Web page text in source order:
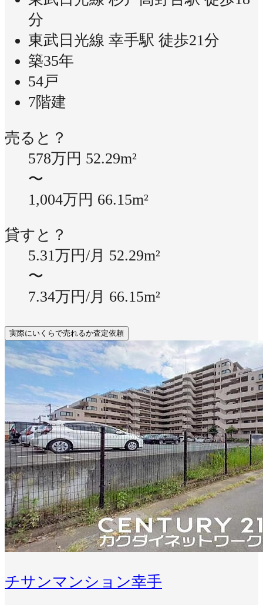
分
東武日光線 幸手駅 徒歩21分
築35年
54戸
7階建
売ると？
578万円 52.29m²
〜
1,004万円 66.15m²
貸すと？
5.31万円/月 52.29m²
〜
7.34万円/月 66.15m²
実際にいくらで売れるか査定依頼
チサンマンション幸手